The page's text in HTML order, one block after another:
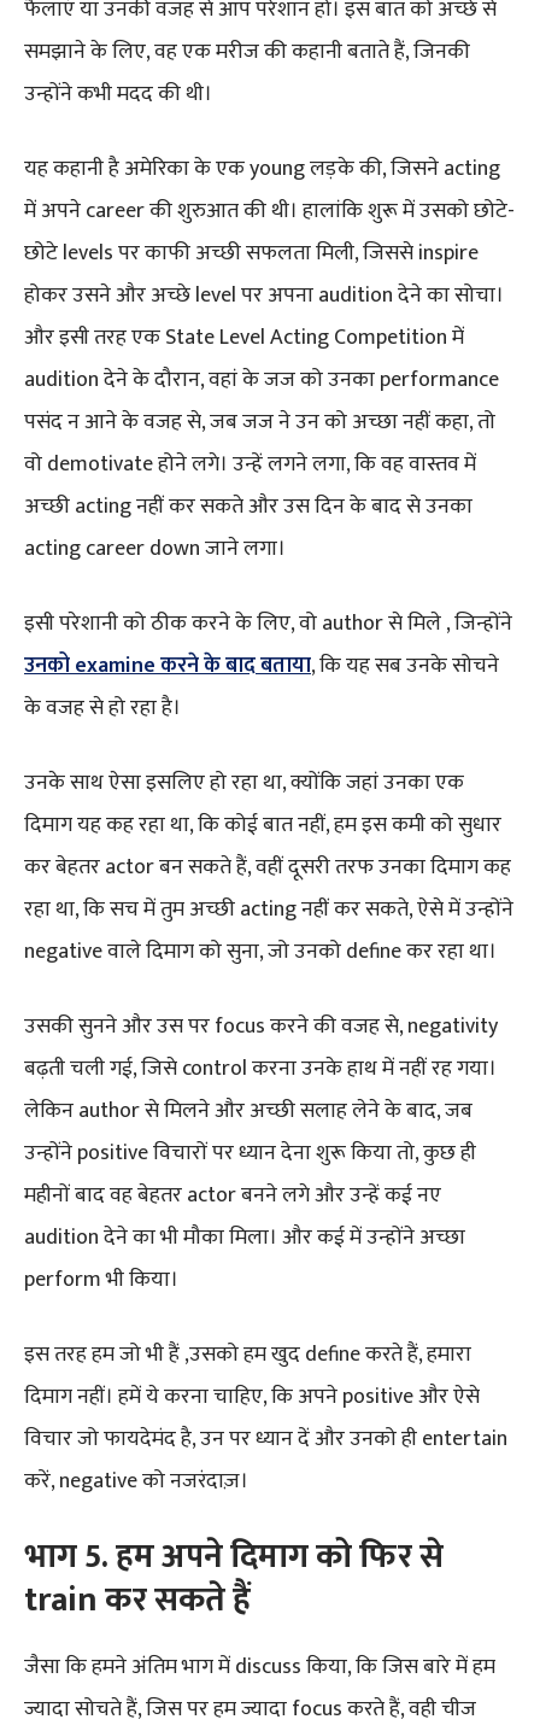
फैलाएं या उनकी वजह से आप परेशान हो। इस बात को अच्छे से
समझाने के लिए, वह एक मरीज की कहानी बताते हैं, जिनकी
उन्होंने कभी मदद की थी।
यह कहानी है अमेरिका के एक young लड़के की, जिसने acting
में अपने career की शुरुआत की थी। हालांकि शुरू में उसको छोटे-
छोटे levels पर काफी अच्छी सफलता मिली, जिससे inspire
होकर उसने और अच्छे level पर अपना audition देने का सोचा।
और इसी तरह एक State Level Acting Competition में
audition देने के दौरान, वहां के जज को उनका performance
पसंद न आने के वजह से, जब जज ने उन को अच्छा नहीं कहा, तो
वो demotivate होने लगे। उन्हें लगने लगा, कि वह वास्तव में
अच्छी acting नहीं कर सकते और उस दिन के बाद से उनका
acting career down जाने लगा।
इसी परेशानी को ठीक करने के लिए, वो author से मिले , जिन्होंने
उनको examine करने के बाद बताया, कि यह सब उनके सोचने
के वजह से हो रहा है।
उनके साथ ऐसा इसलिए हो रहा था, क्योंकि जहां उनका एक
दिमाग यह कह रहा था, कि कोई बात नहीं, हम इस कमी को सुधार
कर बेहतर actor बन सकते हैं, वहीं दूसरी तरफ उनका दिमाग कह
रहा था, कि सच में तुम अच्छी acting नहीं कर सकते, ऐसे में उन्होंने
negative वाले दिमाग को सुना, जो उनको define कर रहा था।
उसकी सुनने और उस पर focus करने की वजह से, negativity
बढ़ती चली गई, जिसे control करना उनके हाथ में नहीं रह गया।
लेकिन author से मिलने और अच्छी सलाह लेने के बाद, जब
उन्होंने positive विचारों पर ध्यान देना शुरू किया तो, कुछ ही
महीनों बाद वह बेहतर actor बनने लगे और उन्हें कई नए
audition देने का भी मौका मिला। और कई में उन्होंने अच्छा
perform भी किया।
इस तरह हम जो भी हैं ,उसको हम खुद define करते हैं, हमारा
दिमाग नहीं। हमें ये करना चाहिए, कि अपने positive और ऐसे
विचार जो फायदेमंद है, उन पर ध्यान दें और उनको ही entertain
करें, negative को नजरंदाज़।
भाग5.हमअपनेदिमागकोफिर से
trainकरसकतेहैं
जैसा कि हमने अंतिम भाग में discuss किया, कि जिस बारे में हम
ज्यादा सोचते हैं, जिस पर हम ज्यादा focus करते हैं, वही चीज